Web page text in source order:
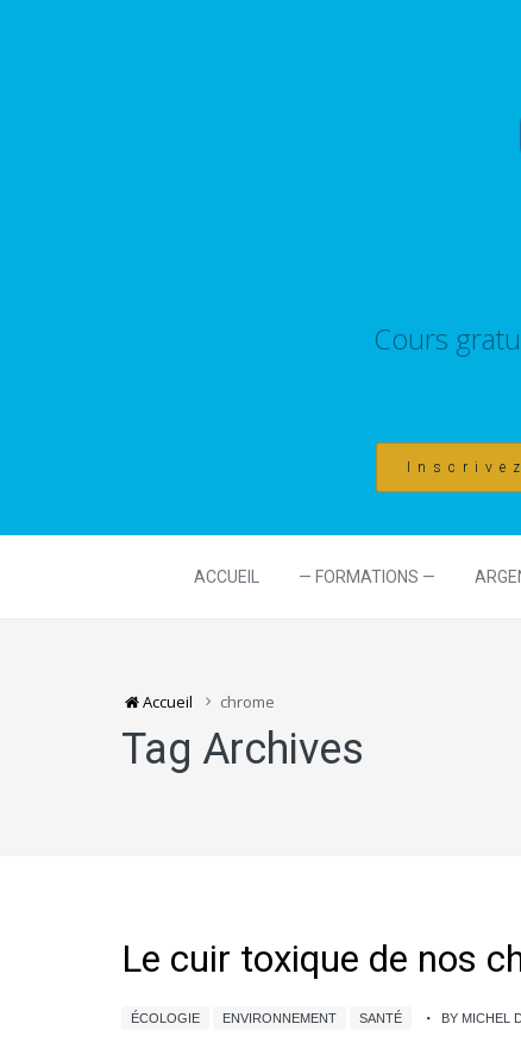
Cours
ACCUEIL — FORMATIONS —
Accueil chrome
Tag Archives
Le cuir toxique de nos
ÉCOLOGIE ENVIRONNEMENT SANTÉ BY MICHEL